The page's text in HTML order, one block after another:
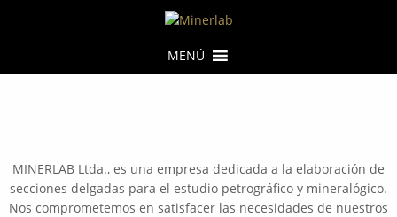
MENÚ
MINERLAB Ltda., es una empresa dedicada a la elaboración de
secciones delgadas para el estudio petrográfico y mineralógico.
Nos comprometemos en satisfacer las necesidades de nuestros